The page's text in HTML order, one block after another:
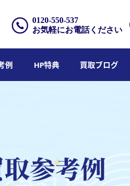
0120-550-537
お気軽にお電話ください
例 HP特典 買取ブログ